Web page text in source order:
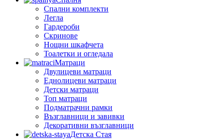
Спални комплекти
Легла
Гардероби
Скринове
Нощни шкафчета
Тоалетки и огледала
Матраци
Двулицеви матраци
Еднолицеви матраци
Детски матраци
Топ матраци
Подматрачни рамки
Възглавници и завивки
Декоративни възглавници
Детска Стая